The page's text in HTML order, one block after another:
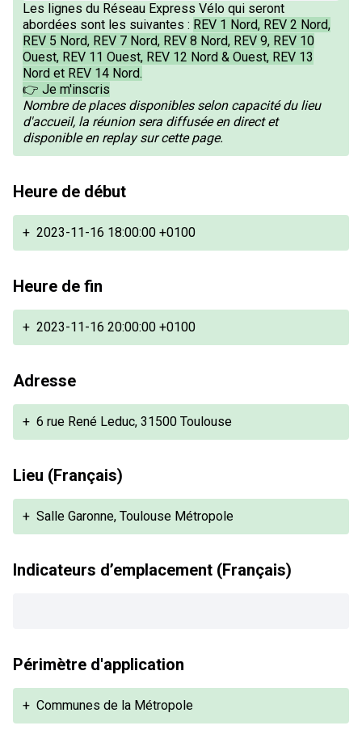
Les lignes du Réseau Express Vélo qui seront
abordées sont les suivantes : REV 1 Nord, REV 2 Nord,
REV 5 Nord, REV 7 Nord, REV 8 Nord, REV 9, REV 10
Ouest, REV 11 Ouest, REV 12 Nord & Ouest, REV 13
Nord et REV 14 Nord.
👉 Je m'inscris
Nombre de places disponibles selon capacité du lieu
d'accueil, la réunion sera diffusée en direct et
disponible en replay sur cette page.
Heure de début
+ 2023-11-16 18:00:00 +0100
Heure de fin
+ 2023-11-16 20:00:00 +0100
Adresse
+ 6 rue René Leduc, 31500 Toulouse
Lieu (Français)
+ Salle Garonne, Toulouse Métropole
Indicateurs d’emplacement (Français)
Périmètre d'application
+ Communes de la Métropole